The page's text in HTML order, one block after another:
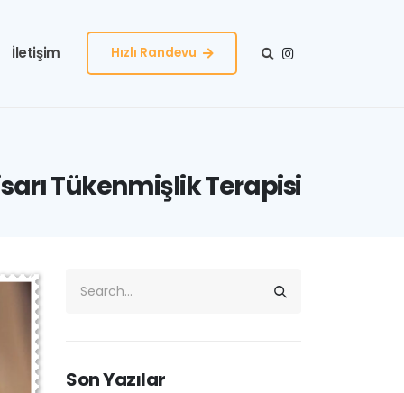
İletişim Hızlı Randevu
Tükenmişlik Terapisi
Son Yazılar